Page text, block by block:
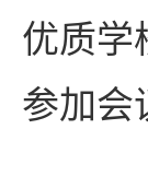
优质学
参加会